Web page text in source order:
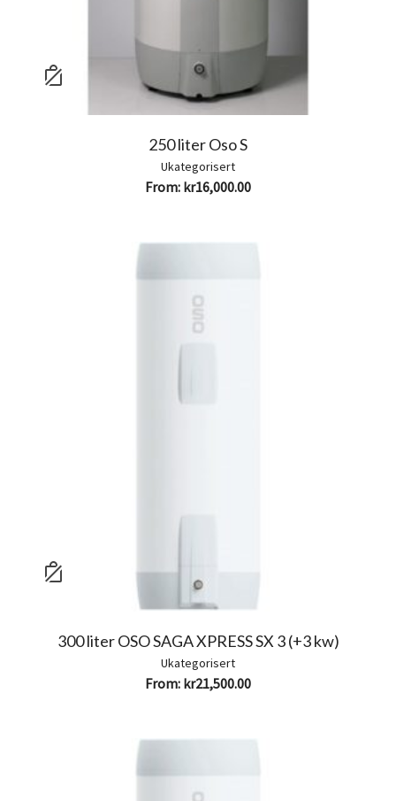
250 liter Oso S
Ukategorisert
From: kr16,000.00
300 liter OSO SAGA XPRESS SX 3 (+3 kw)
Ukategorisert
From: kr21,500.00